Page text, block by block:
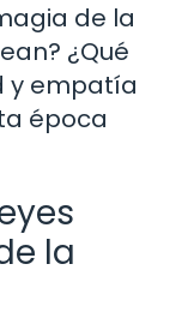
de la
¿Qué
y empatía
época
la